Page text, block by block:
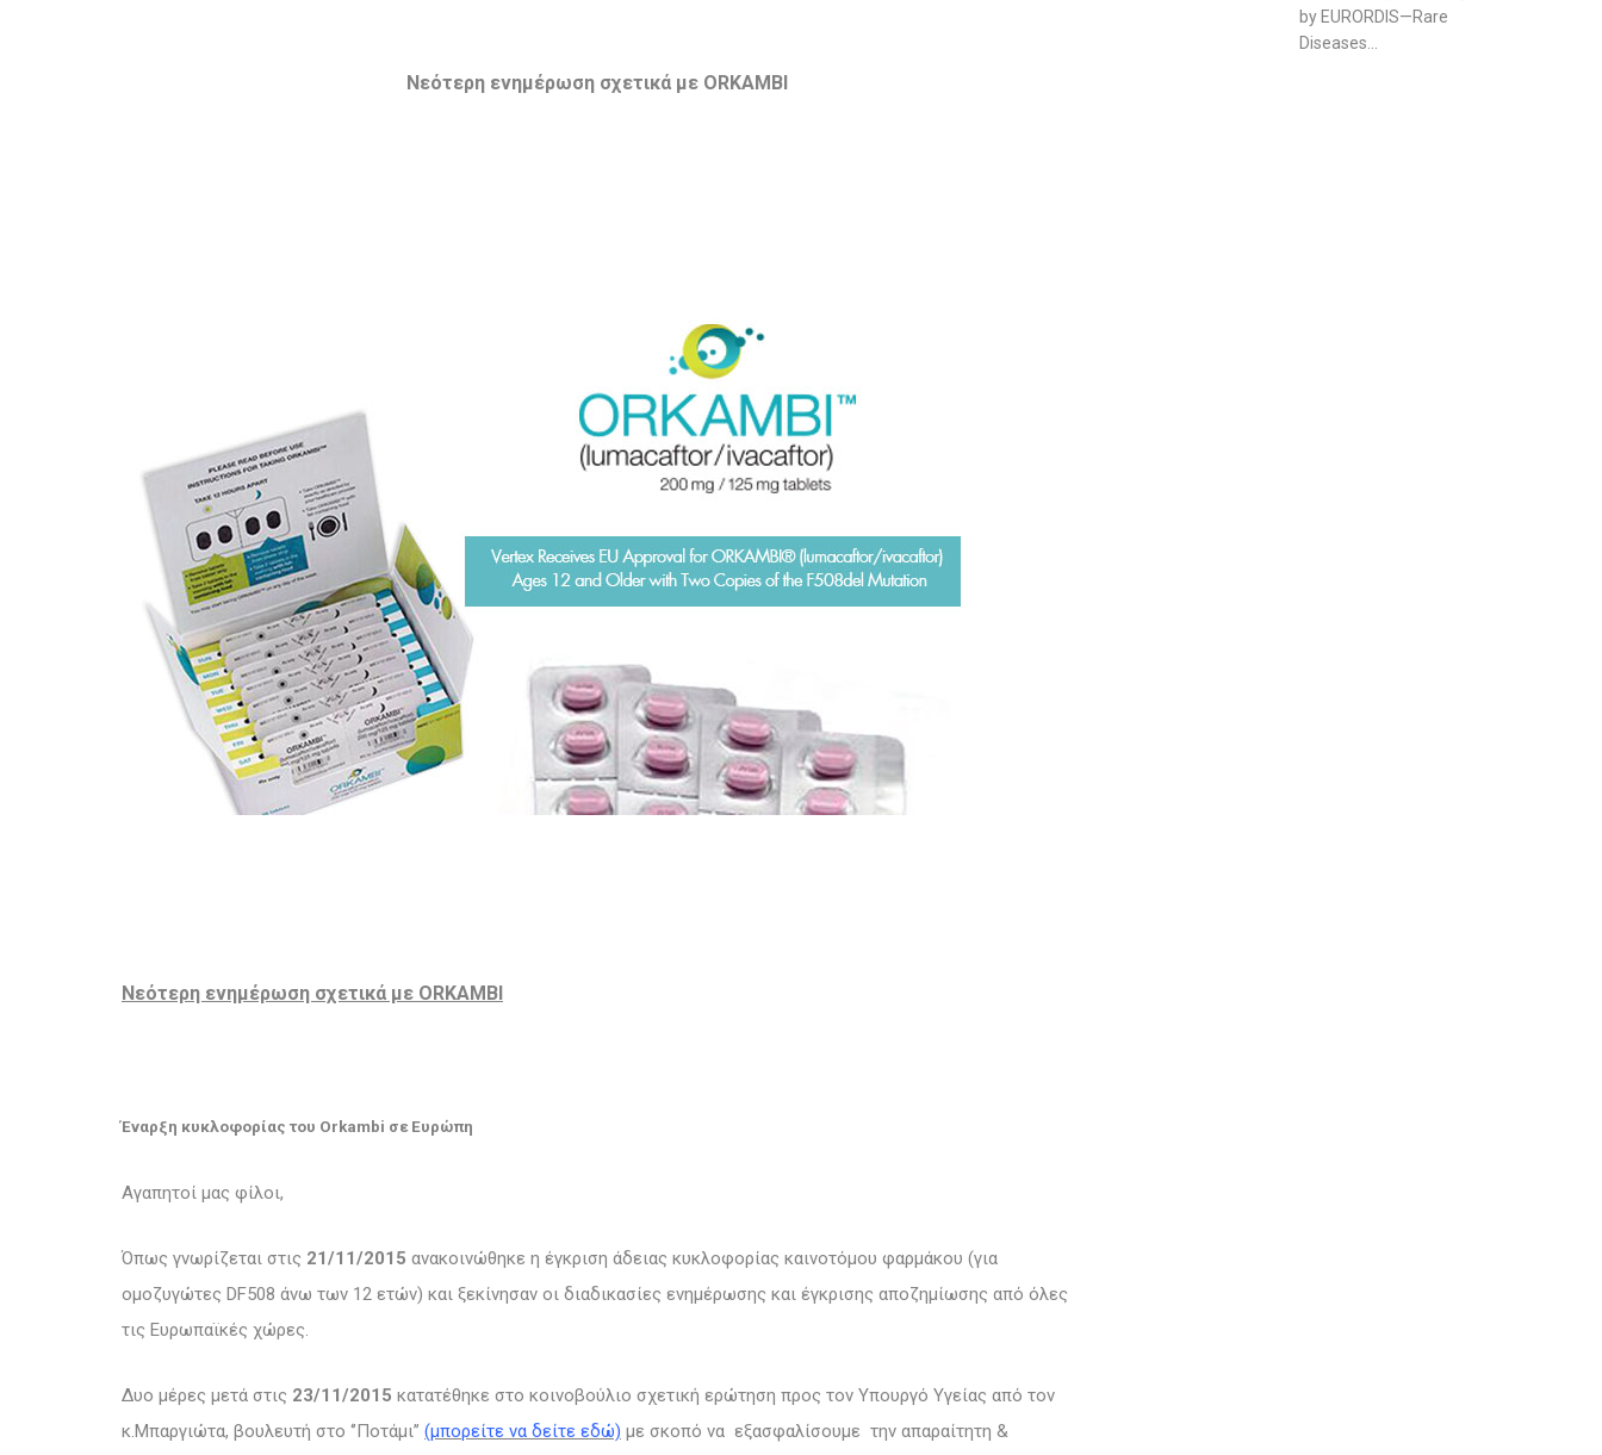
Νεότερη ενημέρωση σχετικά με ORKAMBI
Νεότερη ενημέρωση σχετικά με ORKAMBI
Έναρξη κυκλοφορίας του Orkambi σε Ευρώπη
Αγαπητοί μας φίλοι,
Όπως γνωρίζεται στις 21/11/2015 ανακοινώθηκε η έγκριση άδειας κυκλοφορίας καινοτόμου φαρμάκου (για
ομοζυγώτες DF508 άνω των 12 ετών) και ξεκίνησαν οι διαδικασίες ενημέρωσης και έγκρισης αποζημίωσης από όλες
τις Ευρωπαϊκές χώρες.
Δυο μέρες μετά στις 23/11/2015 κατατέθηκε στο κοινοβούλιο σχετική ερώτηση προς τον Υπουργό Υγείας από τον
κ.Μπαργιώτα, βουλευτή στο ‘’Ποτάμι’’ (μπορείτε να δείτε εδώ) με σκοπό να εξασφαλίσουμε την απαραίτητη &
by EURORDIS—Rare
Diseases...